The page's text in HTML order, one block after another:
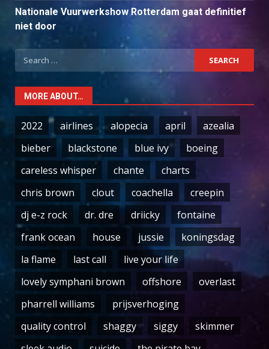
Nationale Vuurwerkshow Rotterdam gaat definitief
niet door
Search
for:
MORE ABOUT…
2022 airlines alopecia april
azealia
bieber
blackstone blue ivy
boeing
careless whisper
chante
charts
chris brown
clout coachella
creepin
dj e-z rock
dr. dre driicky
fontaine
frank ocean
house jussie
koningsdag
la flame
last call
live your life
lovely symphani brown
offshore
overlast
pharrell williams
prijsverhoging
quality control
shaggy siggy
skimmer